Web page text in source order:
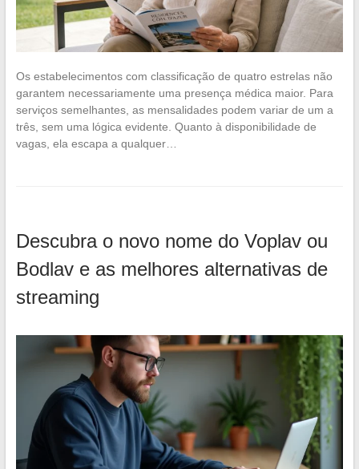
Os estabelecimentos com classificação de quatro estrelas não
garantem necessariamente uma presença médica maior. Para
serviços semelhantes, as mensalidades podem variar de um a
três, sem uma lógica evidente. Quanto à disponibilidade de
vagas, ela escapa a qualquer…
Descubra o novo nome do Voplav ou
Bodlav e as melhores alternativas de
streaming